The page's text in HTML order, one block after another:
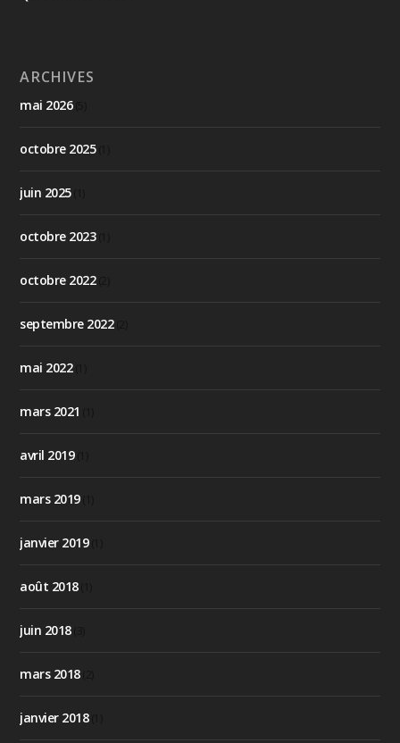
ARCHIVES
mai 2026(5)
octobre 2025(1)
juin 2025(1)
octobre 2023(1)
octobre 2022(2)
septembre 2022(2)
mai 2022(1)
mars 2021
avril 2019(1)
mars 2019(1)
janvier 2019(1)
août 2018(1)
juin 2018(3)
mars 2018(2)
janvier 2018(1)